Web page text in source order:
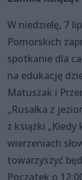
W niedzielę, 7
Pomorskich
spotkanie dla
na edukację
Matuszak i
„Rusałka z
z książki „Kiedy
wierzeniach
towarzyszyć
Początek o